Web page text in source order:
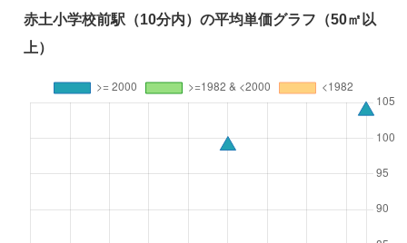
赤土小学校前駅（10分内）の平均単価グラフ（50㎡以
上）